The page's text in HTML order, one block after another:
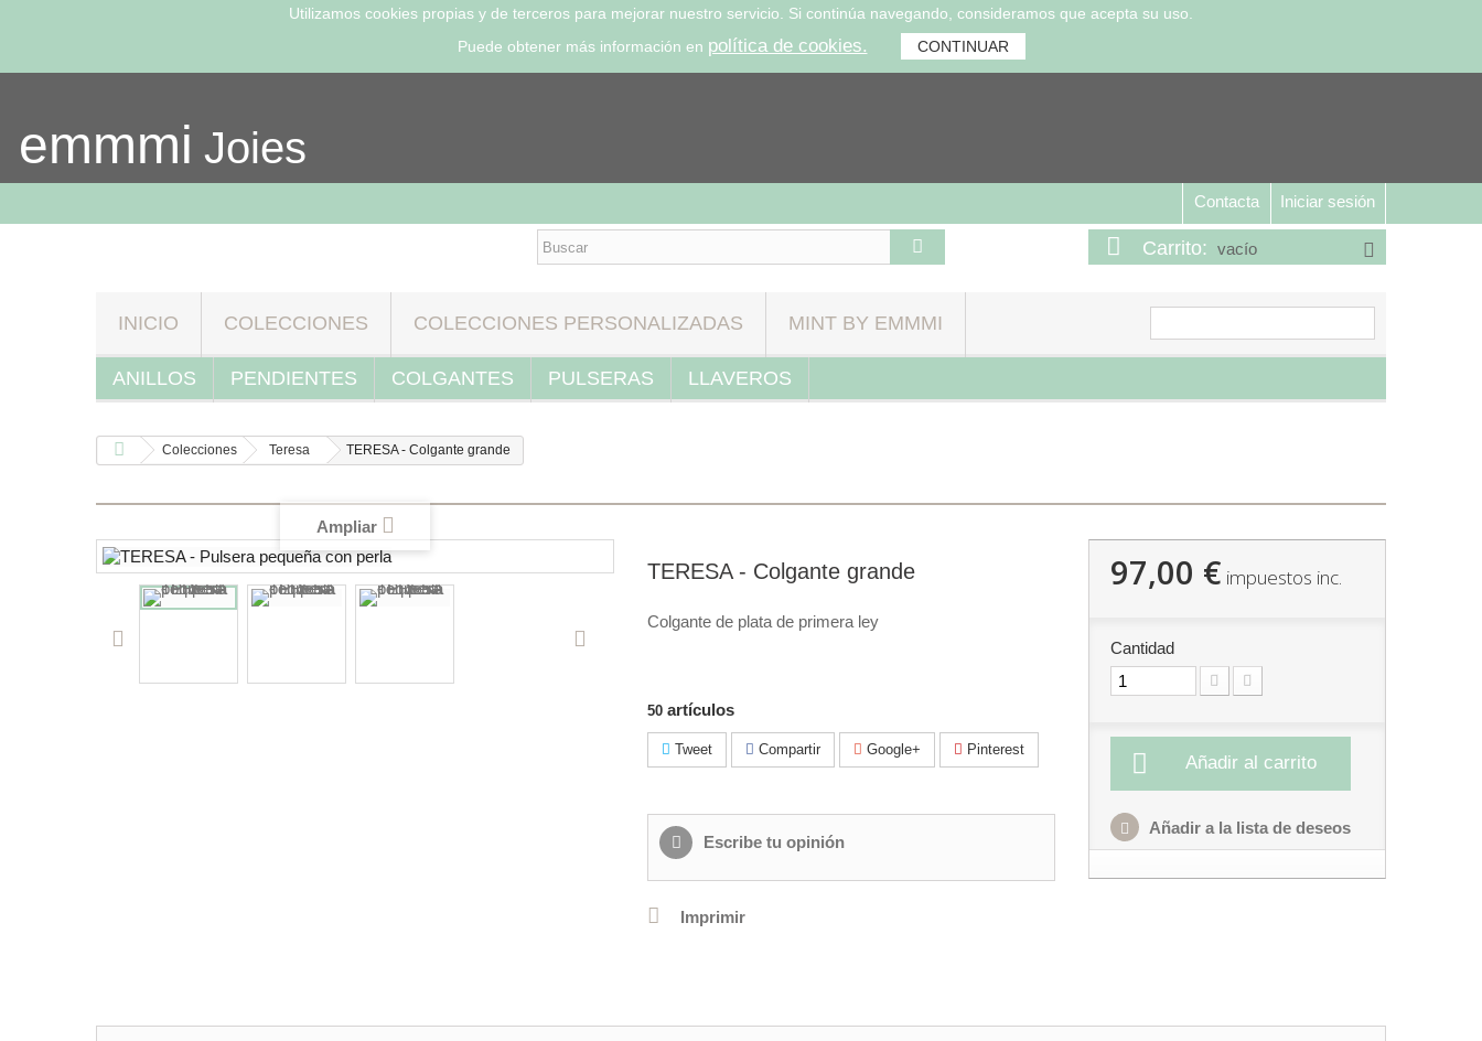
Utilizamos cookies propias y de terceros para mejorar nuestro servicio. Si continúa navegando, consideramos que acepta su uso.
Puede obtener más información en política de cookies. CONTINUAR
emmmi Joies
Iniciar sesión
Contacta
Carrito: vacío
INICIO COLECCIONES COLECCIONES PERSONALIZADAS MINT BY EMMMI
ANILLOS PENDIENTES COLGANTES PULSERAS LLAVEROS
Colecciones Teresa TERESA - Colgante grande
Ampliar
TERESA - Colgante grande
Colgante de plata de primera ley
50 artículos
Tweet Compartir Google+ Pinterest
Escribe tu opinión
Imprimir
97,00 € impuestos inc.
Cantidad
Añadir al carrito
Añadir a la lista de deseos